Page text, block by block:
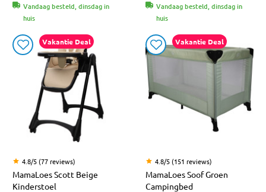
Vandaag besteld, dinsdag in
huis
Vandaag besteld, dinsdag in
huis
Vakantie Deal
4.8/5 (77 reviews)
MamaLoes Scott Beige
Kinderstoel
Vakantie Deal
4.8/5 (151 reviews)
MamaLoes Soof Groen
Campingbed